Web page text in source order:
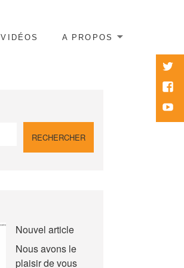
VIDÉOS A PROPOS
RECHERCHER
Nouvel article
Nous avons le
plaisir de vous